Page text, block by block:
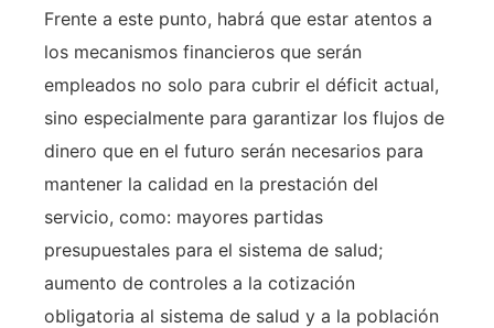
Frente a este punto, habrá que estar atentos a
los mecanismos financieros que serán
empleados no solo para cubrir el déficit actual,
sino especialmente para garantizar los flujos de
dinero que en el futuro serán necesarios para
mantener la calidad en la prestación del
servicio, como: mayores partidas
presupuestales para el sistema de salud;
aumento de controles a la cotización
obligatoria al sistema de salud y a la población